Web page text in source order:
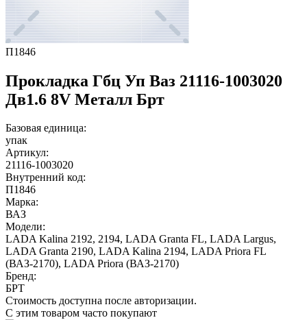
П1846
Прокладка Гбц Уп Ваз 21116-1003020
Дв1.6 8V Металл Брт
Базовая единица:
упак
Артикул:
21116-1003020
Внутренний код:
П1846
Марка:
ВАЗ
Модели:
LADA Kalina 2192, 2194, LADA Granta FL, LADA Largus,
LADA Granta 2190, LADA Kalina 2194, LADA Priora FL
(ВАЗ-2170), LADA Priora (ВАЗ-2170)
Бренд:
БРТ
Стоимость доступна после авторизации.
С этим товаром часто покупают